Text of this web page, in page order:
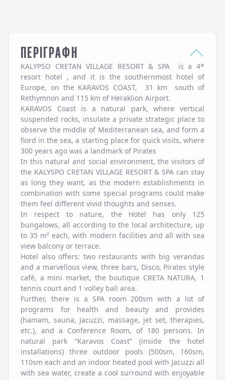
ΠΕΡΙΓΡΑΦΗ
KALYPSO CRETAN VILLAGE RESORT & SPA is a 4*
resort hotel , and it is the southernmost hotel of
Europe, on the KARAVOS COAST, 31 km south of
Rethymnon and 115 km of Heraklion Airport.
KARAVOS Coast is a natural park, where vertical
suspended rocks, insulate a private strategic place to
observe the middle of Mediterranean sea, and form a
fiord in the sea, a starting place for quick visits, where
300 years ago was a landmark of Pirates
In this natural and social environment, the visitors of
the KALYSPO CRETAN VILLAGE RESORT & SPA can stay
as long they want, as the modern establishments in
combination with some special programs could make
them feel different vivid thoughts and senses.
In respect to nature, the Hotel has only 125
bungalows, all according to the local architecture, up
to 35 m² each, with modern facilities and all with sea
view balcony or terrace.
Hotel also offers: two restaurants with big verandas
and a marvellous view, three bars, Disco, Pirates style
café, a mini market, the boutique CRETA NATURA, 1
tennis court and 1 volley ball area.
Further, there is a SPA room 200sm with a lot of
programs for health and beauty and provides
(hamam, sauna, Jacuzzi, massage, jet set, therapies,
etc.), and a Conference Room, of 180 persons. In
natural park “Karavos Coast” (inside the hotel
installations) three outdoor pools (500sm, 160sm,
110sm each and an indoor heated pool with Jacuzzi all
with sea water, create a cool surround with enjoyable